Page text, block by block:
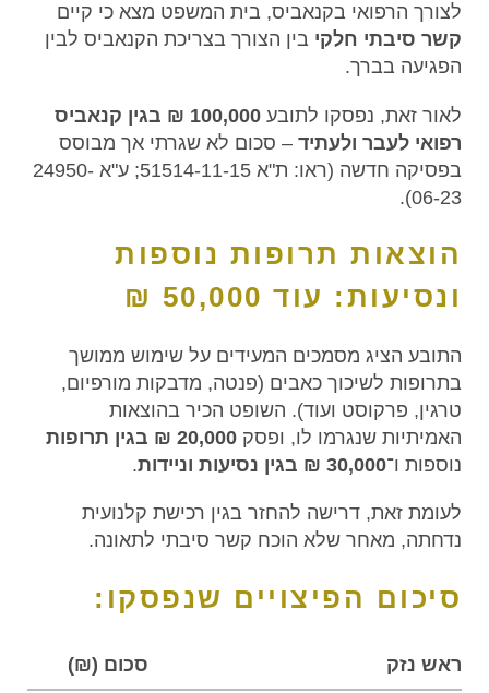
לצורך הרפואי בקנאביס, בית המשפט מצא כי קיים
קשר סיבתי חלקי בין הצורך בצריכת הקנאביס לבין
הפגיעה בברך.
לאור זאת, נפסקו לתובע
100,000 ₪ בגין קנאביס
רפואי לעבר ולעתיד – סכום לא שגרתי אך מבוסס
בפסיקה חדשה (ראו: ת"א 51514-11-15; ע"א 24950-
06-23).
הוצאות תרופות נוספות
ונסיעות: עוד 50,000 ₪
התובע הציג מסמכים המעידים על שימוש ממושך
בתרופות לשיכוך כאבים (פנטה, מדבקות מורפיום,
טרגין, פרקוסט ועוד). השופט הכיר בהוצאות
האמיתיות שנגרמו לו, ופסק 20,000 ₪ בגין תרופות
נוספות ו־30,000 ₪ בגין נסיעות וניידות .
לעומת זאת, דרישה להחזר בגין רכישת קלנועית
נדחתה, מאחר שלא הוכח קשר סיבתי לתאונה.
סיכום הפיצויים שנפסקו:
ראש נזק סכום (₪)